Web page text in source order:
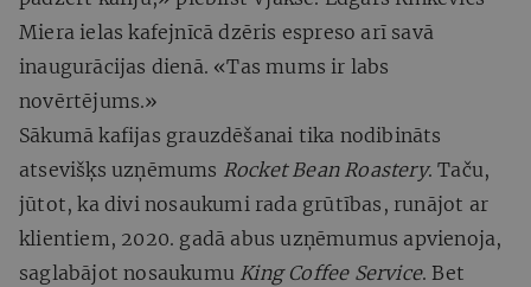
Miera ielas kafejnīcā dzēris espreso arī savā
inaugurācijas dienā. «Tas mums ir labs
novērtējums.»
Sākumā kafijas grauzdēšanai tika nodibināts
atsevišķs uzņēmums Rocket Bean Roastery. Taču,
jūtot, ka divi nosaukumi rada grūtības, runājot ar
klientiem, 2020. gadā abus uzņēmumus apvienoja,
saglabājot nosaukumu King Coffee Service. Bet